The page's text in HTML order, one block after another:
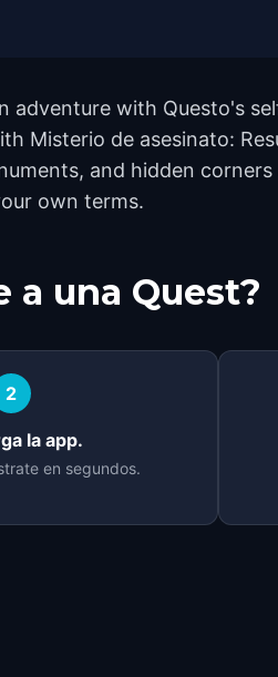
with Questo's
Misterio de asesinato:
and hidden
own terms.
a una Quest?
2
la app.
en segundos.